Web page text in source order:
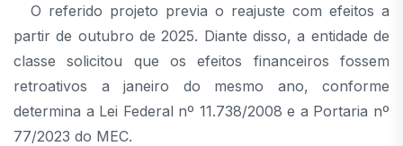
O referido projeto previa o reajuste com efeitos a
partir de outubro de 2025. Diante disso, a entidade de
classe solicitou que os efeitos financeiros fossem
retroativos a janeiro do mesmo ano, conforme
determina a Lei Federal nº 11.738/2008 e a Portaria nº
77/2023 do MEC.